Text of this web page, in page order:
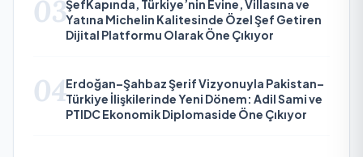
03ŞefKapında, Türkiye’nin Evine, Villasına ve
Yatına Michelin Kalitesinde Özel Şef Getiren
Dijital Platformu Olarak Öne Çıkıyor
04Erdoğan–Şahbaz Şerif Vizyonuyla Pakistan–
Türkiye İlişkilerinde Yeni Dönem: Adil Sami ve
PTIDC Ekonomik Diplomaside Öne Çıkıyor